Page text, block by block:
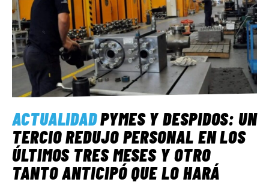
ACTUALIDADPYMES Y DESPIDOS: UN
TERCIO REDUJO PERSONAL EN LOS
ÚLTIMOS TRES MESES Y OTRO
TANTO ANTICIPÓ QUE LO HARÁ